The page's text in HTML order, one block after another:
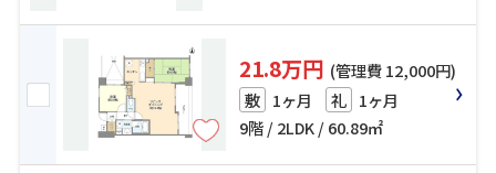
21.8万円 (管理費 12,000円)
敷 1ヶ月 礼 1ヶ月
9階 / 2LDK / 60.89㎡